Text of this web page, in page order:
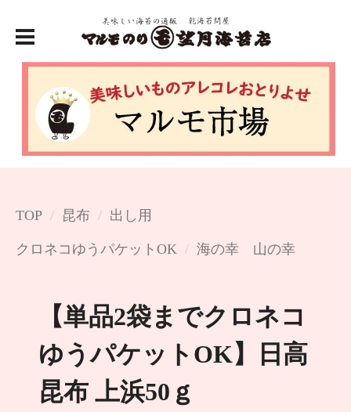
TOP 昆布 出し用
クロネコゆうパケットOK 海の幸 山の幸
【単品2袋までクロネコ
ゆうパケットOK】日高
昆布 上浜50ｇ